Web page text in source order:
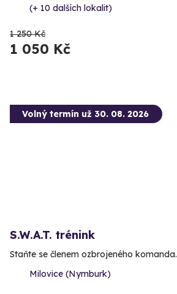
(+ 10 dalších lokalit)
1 250 Kč
1 050 Kč
Volný termín už 30. 08. 2026
S.W.A.T. trénink
Staňte se členem ozbrojeného komanda.
Milovice (Nymburk)